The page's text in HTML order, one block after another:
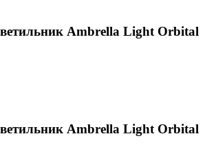
Ambrella Light Orbital
Ambrella Light Orbital